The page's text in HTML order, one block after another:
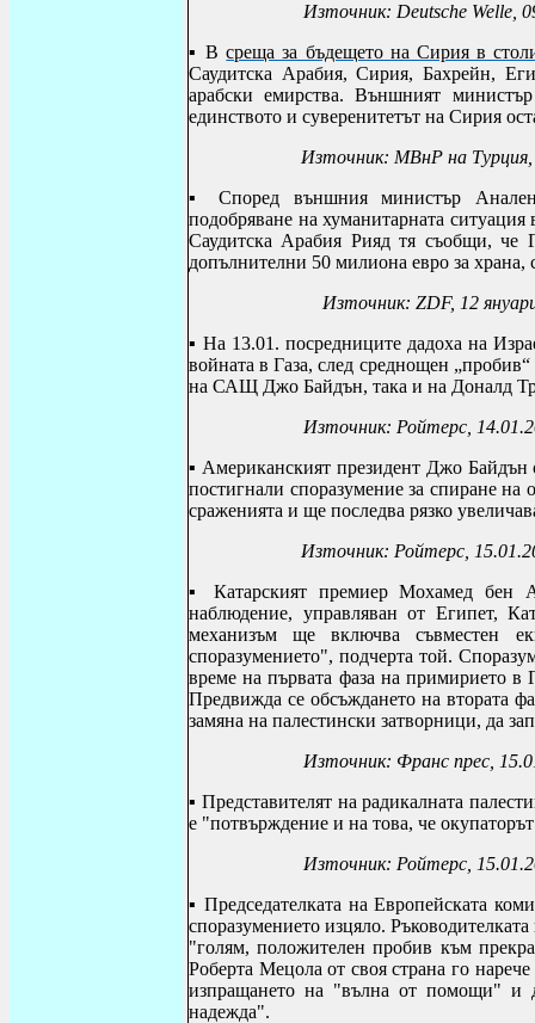
Източник: Deutsche Welle,
▪ Всреща за бъдещето на Сирия в
Саудитска Арабия, Сирия, Бахрейн,
арабски емирства. Външният
единството и суверенитетът на Сирия
Източник: МВнР на Турция,
▪ Според външния министър
подобряване на хуманитарната
Саудитска Арабия Рияд тя съобщи, че
допълнителни 50 милиона евро за
Източник: ZDF, 12
▪ На 13.01. посредниците дадоха на
войната в Газа, след среднощен
на САЩ Джо Байдън, така и на Доналд
Източник: Ройтерс,
▪ Американският президент Джо Байдън
постигнали споразумение за спиране
сраженията и ще последва рязко
Източник: Ройтерс,
▪ Катарският премиер Мохамед бен
наблюдение, управляван от Египет,
механизъм ще включва съвместен
споразумението", подчерта той.
време на първата фаза на примирието
Предвижда се обсъждането на втората
замяна на палестински затворници, да
Източник: Франс прес,
▪ Представителят на радикалната
е "потвърждение и на това, че
Източник: Ройтерс,
▪ Председателката на Европейската
споразумението изцяло.
"голям, положителен пробив към
Роберта Мецола от своя страна го
изпращането на "вълна от помощи" и
надежда".